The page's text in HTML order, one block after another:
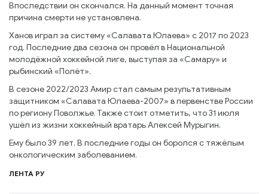
Впоследствии он скончался. На данный момент точная
причина смерти не установлена.
Ханов играл за систему «Салавата Юлаева» с 2017 по 2023
год. Последние два сезона он провёл в Национальной
молодёжной хоккейной лиге, выступая за «Самару» и
рыбинский «Полёт».
В сезоне 2022/2023 Амир стал самым результативным
защитником «Салавата Юлаева-2007» в первенстве России
по региону Поволжье. Также стоит отметить, что 31 июля
ушёл из жизни хоккейный вратарь Алексей Мурыгин.
Ему было 39 лет. В последние годы он боролся с тяжёлым
онкологическим заболеванием.
ЛЕНТА РУ